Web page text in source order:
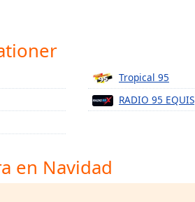
Tropical 95
RADIO 95 EQUIS
en Navidad